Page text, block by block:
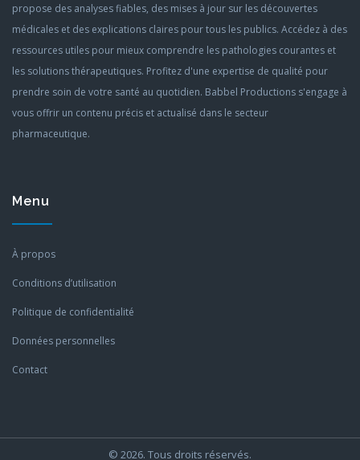
propose des analyses fiables, des mises à jour sur les découvertes
médicales et des explications claires pour tous les publics. Accédez à des
ressources utiles pour mieux comprendre les pathologies courantes et
les solutions thérapeutiques. Profitez d'une expertise de qualité pour
prendre soin de votre santé au quotidien. Babbel Productions s'engage à
vous offrir un contenu précis et actualisé dans le secteur
pharmaceutique.
Menu
À propos
Conditions d’utilisation
Politique de confidentialité
Données personnelles
Contact
© 2026. Tous droits réservés.